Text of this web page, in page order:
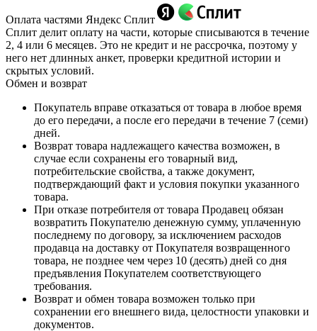
Оплата частями Яндекс Сплит
Сплит делит оплату на части, которые списываются в течение
2, 4 или 6 месяцев. Это не кредит и не рассрочка, поэтому у
него нет длинных анкет, проверки кредитной истории и
скрытых условий.
Обмен и возврат
Покупатель вправе отказаться от товара в любое время
до его передачи, а после его передачи в течение 7 (семи)
дней.
Возврат товара надлежащего качества возможен, в
случае если сохранены его товарный вид,
потребительские свойства, а также документ,
подтверждающий факт и условия покупки указанного
товара.
При отказе потребителя от товара Продавец обязан
возвратить Покупателю денежную сумму, уплаченную
последнему по договору, за исключением расходов
продавца на доставку от Покупателя возвращенного
товара, не позднее чем через 10 (десять) дней со дня
предъявления Покупателем соответствующего
требования.
Возврат и обмен товара возможен только при
сохранении его внешнего вида, целостности упаковки и
документов.